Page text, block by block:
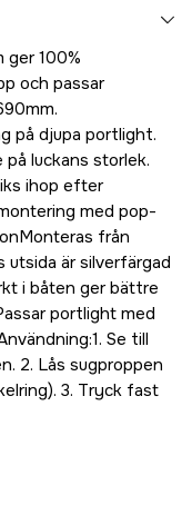
100%
och passar
på djupa portlight.
luckans storlek.
ihop efter
med pop-
från
utsida är silverfärgad
i båten ger bättre
portlight med
Se till
2. Lås sugproppen
3. Tryck fast